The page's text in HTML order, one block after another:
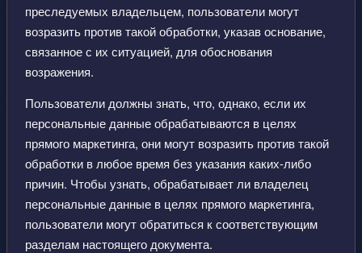
преследуемых владельцем, пользователи могут
возразить против такой обработки, указав основание,
связанное с их ситуацией, для обоснования
возражения.
Пользователи должны знать, что, однако, если их
персональные данные обрабатываются в целях
прямого маркетинга, они могут возразить против такой
обработки в любое время без указания каких-либо
причин. Чтобы узнать, обрабатывает ли владелец
персональные данные в целях прямого маркетинга,
пользователи могут обратиться к соответствующим
разделам настоящего документа.